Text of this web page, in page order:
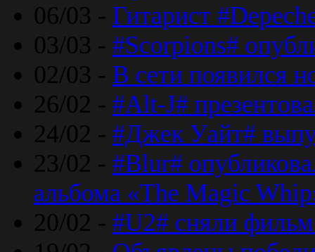
06/03 - Гитарист
03/03 - #Scorpions#
02/03 - В сети появился
26/02 - #Alt-J#
24/02 - #Джек Уайт#
23/02 - #Blur#
альбома «The Magic
20/02 - #U2# сняли